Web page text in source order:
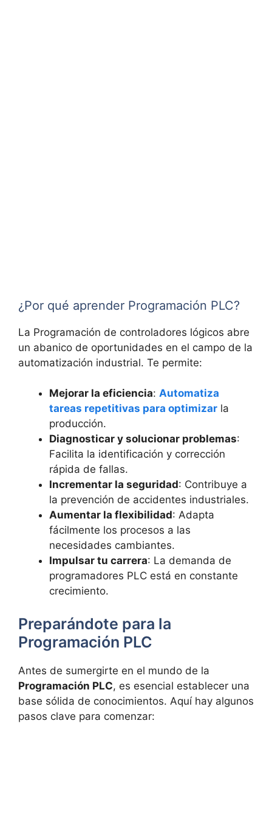
¿Por qué aprender Programación PLC?
La Programación de controladores lógicos abre
un abanico de oportunidades en el campo de la
automatización industrial. Te permite:
Mejorar la eficiencia: Automatiza
tareas repetitivas para optimizar la
producción.
Diagnosticar y solucionar problemas:
Facilita la identificación y corrección
rápida de fallas.
Incrementar la seguridad: Contribuye a
la prevención de accidentes industriales.
Aumentar la flexibilidad: Adapta
fácilmente los procesos a las
necesidades cambiantes.
Impulsar tu carrera: La demanda de
programadores PLC está en constante
crecimiento.
Preparándote para la
Programación PLC
Antes de sumergirte en el mundo de la
Programación PLC, es esencial establecer una
base sólida de conocimientos. Aquí hay algunos
pasos clave para comenzar: